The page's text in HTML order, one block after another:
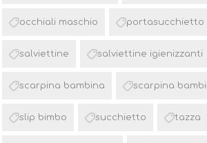
occhiali maschio portasucchietto
salviettine salviettine igienizzanti
scarpina bambina scarpina
slip bimbo succhietto tazza